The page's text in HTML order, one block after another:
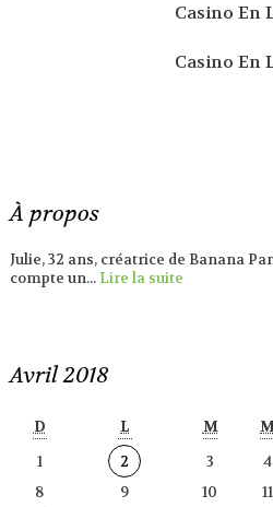
À propos
Julie, 32 ans, créatrice de Banana
compte un...Lire la suite
Avril 2018
D L M
1
2 3 4
8
9 10 11
Casino En
Casino En